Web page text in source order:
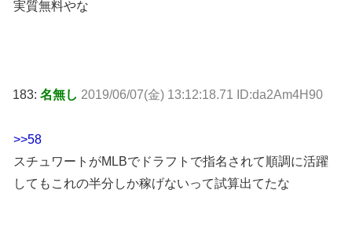
実質無料やな
183: 名無し 2019/06/07(金) 13:12:18.71 ID:da2Am4H90
>>58
スチュワートがMLBでドラフトで指名されて順調に活躍
してもこれの半分しか稼げないって試算出てたな